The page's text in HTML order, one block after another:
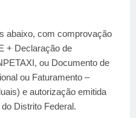
abaixo, com comprovação
+ Declaração de
ou Documento de
ou Faturamento –
e autorização emitida
Distrito Federal.